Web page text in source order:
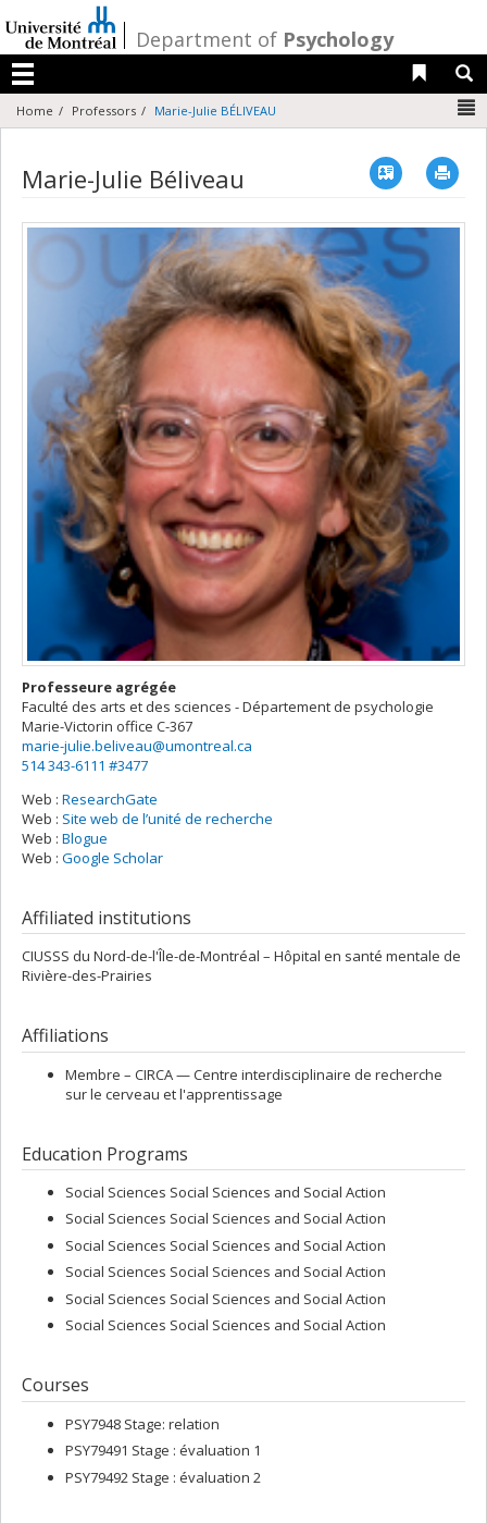
au
contenu
/Department of Psychology
Menu
Liens
Home Professors Marie-Julie BÉLIVEAU
Marie-Julie Béliveau Vcard
Professeure agrégée
Faculté des arts et des sciences - Département de psychologie
Marie-Victorin office C-367
marie-julie.beliveau@umontreal.ca
514 343-6111 #3477
Web : ResearchGate
Web : Site web de l’unité de recherche
Web : Blogue
Web : Google Scholar
Affiliated institutions
CIUSSS du Nord-de-l'Île-de-Montréal – Hôpital en santé mentale de
Rivière-des-Prairies
Affiliations
Membre – CIRCA — Centre interdisciplinaire de recherche
sur le cerveau et l'apprentissage
Education Programs
Social Sciences Social Sciences and Social Action
Social Sciences Social Sciences and Social Action
Social Sciences Social Sciences and Social Action
Social Sciences Social Sciences and Social Action
Social Sciences Social Sciences and Social Action
Social Sciences Social Sciences and Social Action
Courses
PSY7948 Stage: relation
PSY79491 Stage : évaluation 1
PSY79492 Stage : évaluation 2